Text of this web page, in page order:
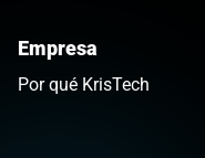
Empresa
Por qué KrisTech